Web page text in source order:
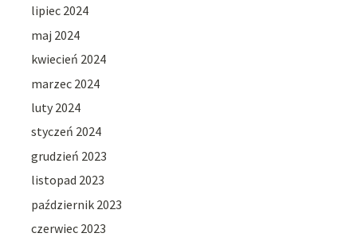
lipiec 2024
maj 2024
kwiecień 2024
marzec 2024
luty 2024
styczeń 2024
grudzień 2023
listopad 2023
październik 2023
czerwiec 2023